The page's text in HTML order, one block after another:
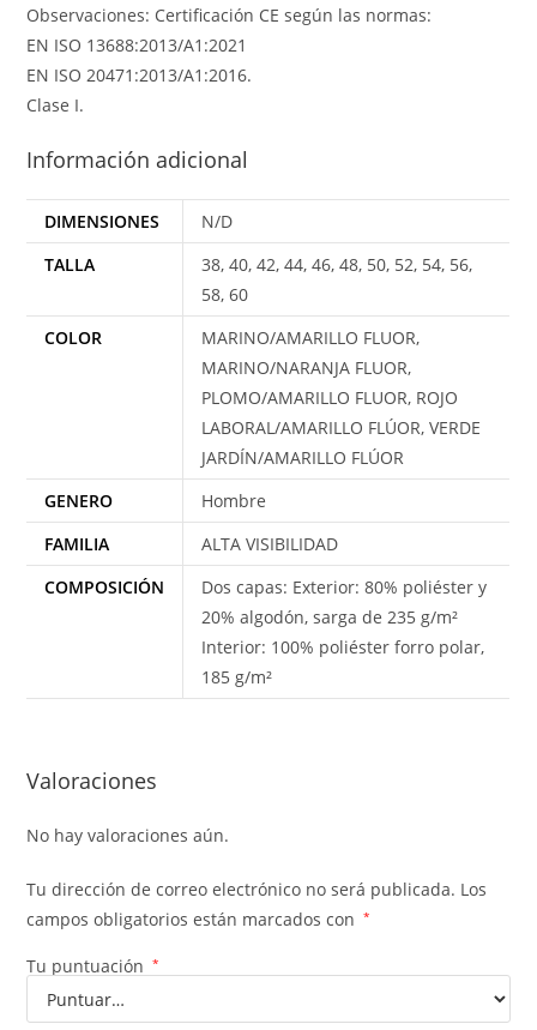
Observaciones: Certificación CE según las normas:
EN ISO 13688:2013/A1:2021
EN ISO 20471:2013/A1:2016.
Clase I.
Información adicional
DIMENSIONES
N/D
TALLA
38, 40, 42, 44, 46, 48, 50, 52, 54, 56,
58, 60
COLOR
MARINO/AMARILLO FLUOR,
MARINO/NARANJA FLUOR,
PLOMO/AMARILLO FLUOR, ROJO
LABORAL/AMARILLO FLÚOR, VERDE
JARDÍN/AMARILLO FLÚOR
GENERO
Hombre
FAMILIA
ALTA VISIBILIDAD
COMPOSICIÓN
Dos capas: Exterior: 80% poliéster y
20% algodón, sarga de 235 g/m²
Interior: 100% poliéster forro polar,
185 g/m²
Valoraciones
No hay valoraciones aún.
Tu dirección de correo electrónico no será publicada. Los
campos obligatorios están marcados con
*
Tu puntuación *